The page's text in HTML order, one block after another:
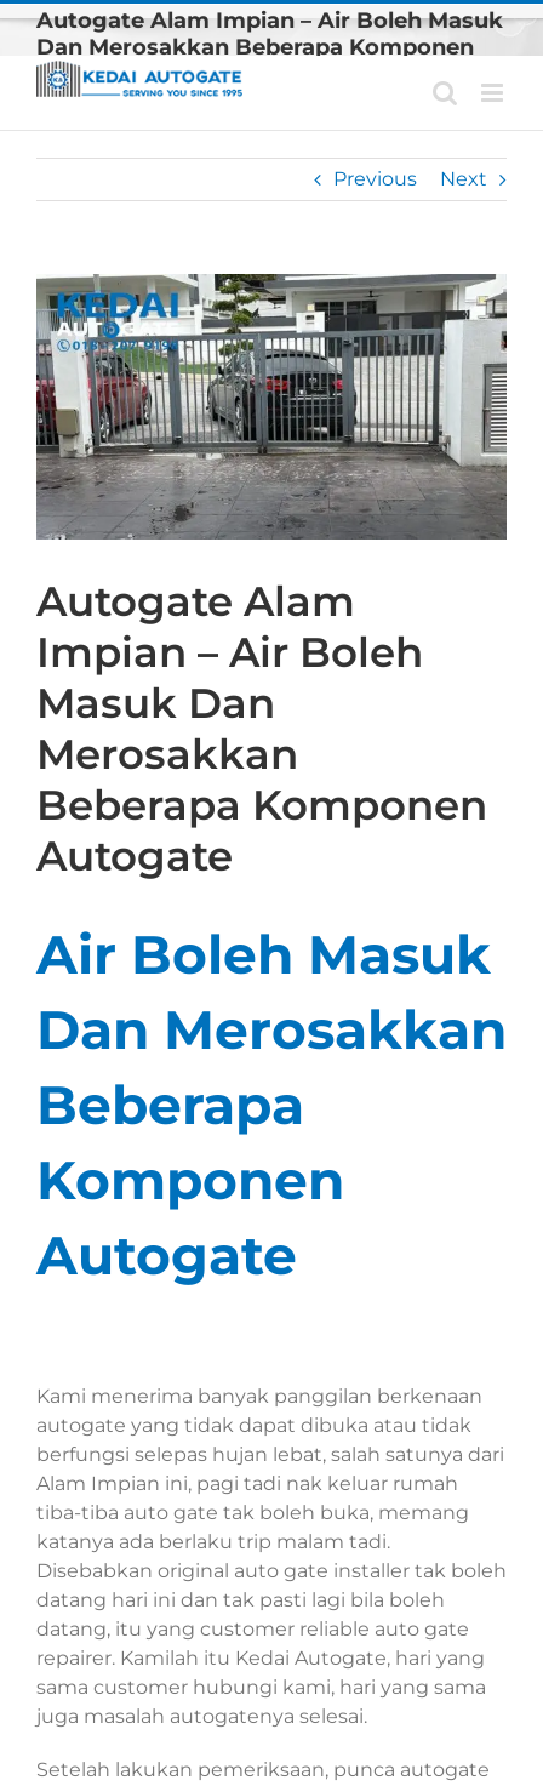
Skip
content
Autogate Alam Impian – Air Boleh Masuk
Dan Merosakkan Beberapa Komponen
Autogate
Previous Next
View
Larger
Image
Autogate Alam
Impian – Air Boleh
Masuk Dan
Merosakkan
Beberapa Komponen
Autogate
Air Boleh Masuk
Dan Merosakkan
Beberapa
Komponen
Autogate
Kami menerima banyak panggilan berkenaan
autogate yang tidak dapat dibuka atau tidak
berfungsi selepas hujan lebat, salah satunya dari
Alam Impian ini, pagi tadi nak keluar rumah
tiba-tiba auto gate tak boleh buka, memang
katanya ada berlaku trip malam tadi.
Disebabkan original auto gate installer tak boleh
datang hari ini dan tak pasti lagi bila boleh
datang, itu yang customer reliable auto gate
repairer. Kamilah itu Kedai Autogate, hari yang
sama customer hubungi kami, hari yang sama
juga masalah autogatenya selesai.
Setelah lakukan pemeriksaan, punca autogate